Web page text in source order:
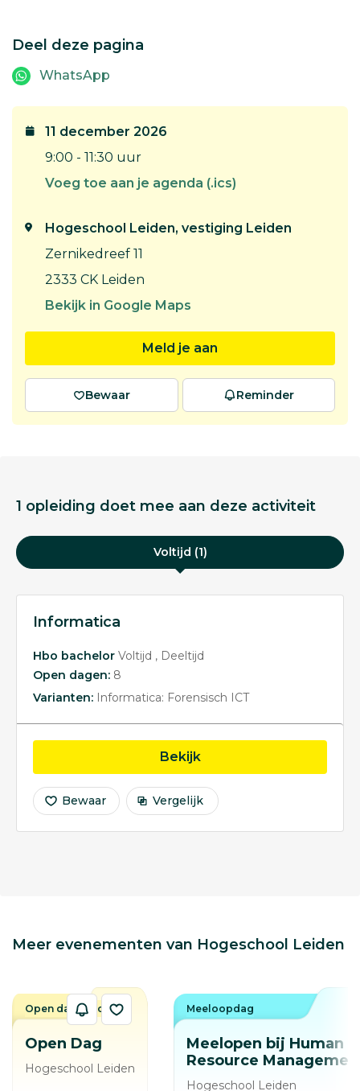
Deel deze pagina
WhatsApp
11 december 2026
9:00 - 11:30 uur
Voeg toe aan je agenda (.ics)
Hogeschool Leiden, vestiging Leiden
Zernikedreef 11
2333 CK Leiden
Bekijk in Google Maps
Meld je aan
Bewaar Reminder
1 opleiding doet mee aan deze activiteit
Voltijd (1)
Informatica
Hbo bachelor Voltijd
Deeltijd
Open dagen: 8
Varianten: Informatica: Forensisch ICT
Bekijkopleiding Informatica
Bewaar Vergelijk
Meer evenementen van Hogeschool Leiden
Open Dag
Hogeschool Leiden
Open dag / avond
Meelopen bij Human
Resource
Hogeschool Leiden
Meeloopdag